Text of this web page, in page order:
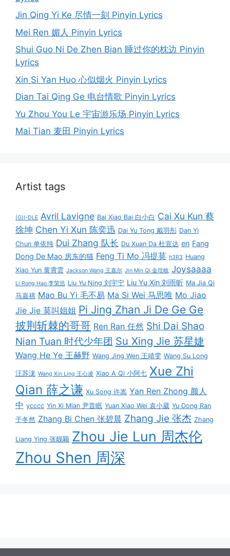
Jin Qing Yi Ke 尽情一刻 Pinyin Lyrics
Mei Ren 媚人 Pinyin Lyrics
Shui Guo Ni De Zhen Bian 睡过你的枕边 Pinyin
Lyrics
Xin Si Yan Huo 心似烟火 Pinyin Lyrics
Dian Tai Qing Ge 电台情歌 Pinyin Lyrics
Yu Zhou You Le 宇宙游乐场 Pinyin Lyrics
Mai Tian 麦田 Pinyin Lyrics
Artist tags
(G)I-DLE Avril Lavigne Bai Xiao Bai 白小白 Cai Xu Kun 蔡
徐坤 Chen Yi Xun 陈奕迅 Dai Yu Tong 戴羽彤 Dan Yi
Chun 单依纯 Dui Zhang 队长 Du Xuan Da 杜宣达 en Fang
Dong De Mao 房东的猫 Feng Ti Mo 冯提莫 h3R3 Huang
Xiao Yun 黄霄雲 Jackson Wang 王嘉尔 Jin Min Qi 金玟岐 Joysaaaa
Li Rong Hao 李荣浩 Liu Yu Ning 刘宇宁 Liu Yu Xin 刘雨昕 Ma Jia Qi
马嘉祺 Mao Bu Yi 毛不易 Ma Si Wei 马思唯 Mo Jiao
Jie Jie 莫叫姐姐 Pi Jing Zhan Ji De Ge Ge
披荆斩棘的哥哥 Ren Ran 任然 Shi Dai Shao
Nian Tuan 时代少年团 Su Xing Jie 苏星婕
Wang He Ye 王赫野 Wang Jing Wen 王靖雯 Wang Su Long
汪苏泷 Wang Xin Ling 王心凌 Xiao A Qi 小阿七 Xue Zhi
Qian 薛之谦 Xu Song 许嵩 Yan Ren Zhong 颜人
中 ycccc Yin Xi Mian 尹昔眠 Yuan Xiao Wei 袁小葳 Yu Dong Ran
于冬然 Zhang Bi Chen 张碧晨 Zhang Jie 张杰 Zhang
Liang Ying 张靓颖 Zhou Jie Lun 周杰伦
Zhou Shen 周深